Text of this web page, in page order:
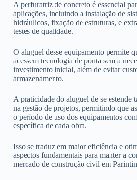
A perfuratriz de concreto é essencial
aplicações, incluindo a instalação de
hidráulicos, fixação de estruturas, e
testes de qualidade.
O aluguel desse equipamento permite
acessem tecnologia de ponta sem a
investimento inicial, além de evitar
armazenamento.
A praticidade do aluguel de se estende
na gestão de projetos, permitindo que
o período de uso dos equipamentos
específica de cada obra.
Isso se traduz em maior eficiência e
aspectos fundamentais para manter a
mercado de construção civil em